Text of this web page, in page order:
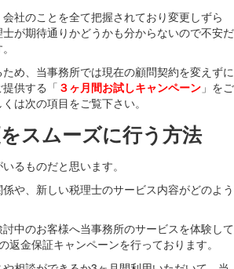
社のことを全て把握されており変更しずら
が期待通りかどうかも分からないので不安だ
め、当事務所では現在の顧問契約を変えずに
供する「 ３ヶ月間お試しキャンペーン 」をご
は次の項目をご覧下さい。
スムーズに行う方法
るものだと思います。
や、新しい税理士のサービス内容がどのよう
中のお客様へ当事務所のサービスを体験して
返金保証キャンペーンを行っております。